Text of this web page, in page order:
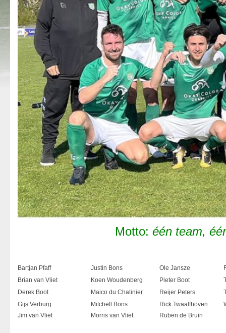
Motto: één team,
Bartjan Pfaff Justin Bons Ole Jansze
Brian van Vliet
Koen Woudenberg Pieter Boot
Derek Boot
Maico du Chatinier Reijer Peters
Gijs Verburg
Mitchell Bons Rick Twaalfhoven
Jim van Vliet
Morris van Vliet Ruben de Bruin